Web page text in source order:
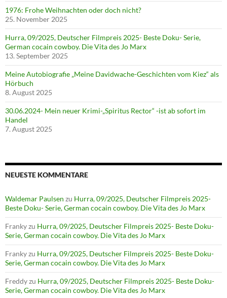
1976: Frohe Weihnachten oder doch nicht?
25. November 2025
Hurra, 09/2025, Deutscher Filmpreis 2025- Beste Doku- Serie,
German cocain cowboy. Die Vita des Jo Marx
13. September 2025
Meine Autobiografie „Meine Davidwache-Geschichten vom Kiez“ als
Hörbuch
8. August 2025
30.06.2024- Mein neuer Krimi-„Spiritus Rector“ -ist ab sofort im
Handel
7. August 2025
NEUESTE KOMMENTARE
Waldemar Paulsen zu Hurra, 09/2025, Deutscher Filmpreis 2025-
Beste Doku- Serie, German cocain cowboy. Die Vita des Jo Marx
Frankyzu Hurra, 09/2025, Deutscher Filmpreis 2025- Beste Doku-
Serie, German cocain cowboy. Die Vita des Jo Marx
Frankyzu Hurra, 09/2025, Deutscher Filmpreis 2025- Beste Doku-
Serie, German cocain cowboy. Die Vita des Jo Marx
Freddyzu Hurra, 09/2025, Deutscher Filmpreis 2025- Beste Doku-
Serie, German cocain cowboy. Die Vita des Jo Marx